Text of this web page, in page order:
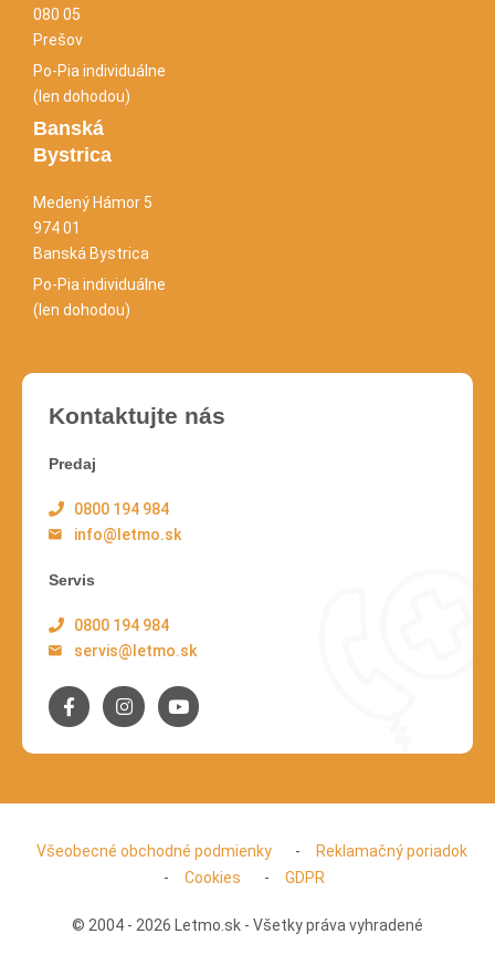
080 05
Prešov
Po-Pia individuálne
(len dohodou)
Banská
Bystrica
Medený Hámor 5
974 01
Banská Bystrica
Po-Pia individuálne
(len dohodou)
Kontaktujte nás
Predaj
0800 194 984
info@letmo.sk
Servis
0800 194 984
servis@letmo.sk
© 2004 - 2026 Letmo.sk - Všetky práva vyhradené
Všeobecné obchodné podmienky
Reklamačný poriadok
Cookies
GDPR